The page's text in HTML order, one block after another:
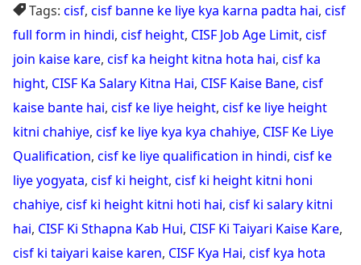
Tags: cisf, cisf banne ke liye kya karna padta hai, cisf
full form in hindi, cisf height, CISF Job Age Limit, cisf
join kaise kare, cisf ka height kitna hota hai, cisf ka
hight, CISF Ka Salary Kitna Hai, CISF Kaise Bane, cisf
kaise bante hai, cisf ke liye height, cisf ke liye height
kitni chahiye, cisf ke liye kya kya chahiye, CISF Ke Liye
Qualification, cisf ke liye qualification in hindi, cisf ke
liye yogyata, cisf ki height, cisf ki height kitni honi
chahiye, cisf ki height kitni hoti hai, cisf ki salary kitni
hai, CISF Ki Sthapna Kab Hui, CISF Ki Taiyari Kaise Kare,
cisf ki taiyari kaise karen, CISF Kya Hai, cisf kya hota